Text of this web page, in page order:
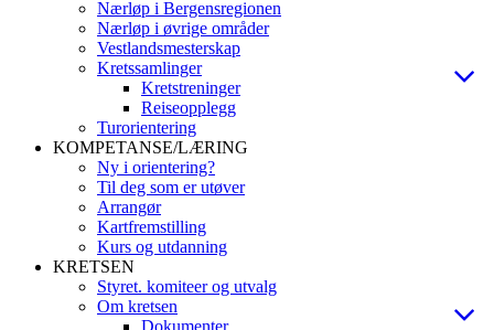
Nærløp i Bergensregionen
Nærløp i øvrige områder
Vestlandsmesterskap
Kretssamlinger
Kretstreninger
Reiseopplegg
Turorientering
KOMPETANSE/LÆRING
Ny i orientering?
Til deg som er utøver
Arrangør
Kartfremstilling
Kurs og utdanning
KRETSEN
Styret. komiteer og utvalg
Om kretsen
Dokumenter